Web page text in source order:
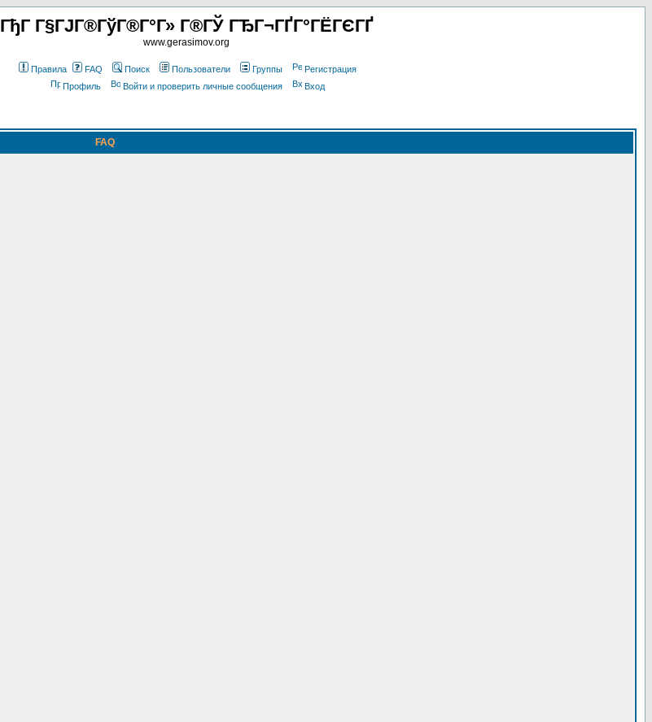
ГђГ Г§ГЈГ®ГўГ®Г°Г» Г®ГЎ ГЂГ¬ГҐГ°ГЁГЄГҐ
www.gerasimov.org
Правила FAQ Поиск Пользователи Группы
Регистрация
Профиль
Войти и проверить личные сообщения Вход
FAQ